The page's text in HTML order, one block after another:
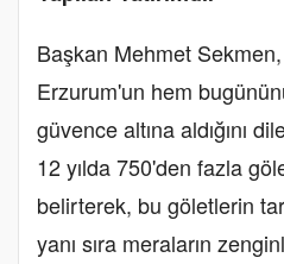
Başkan Mehmet
Erzurum'un hem
güvence altına aldığını
12 yılda 750'den fazla
belirterek, bu göletlerin
yanı sıra meraların